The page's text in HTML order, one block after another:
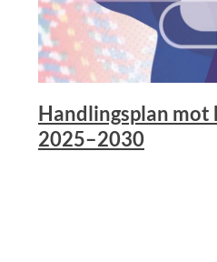
Handlingsplan mot
2025–2030